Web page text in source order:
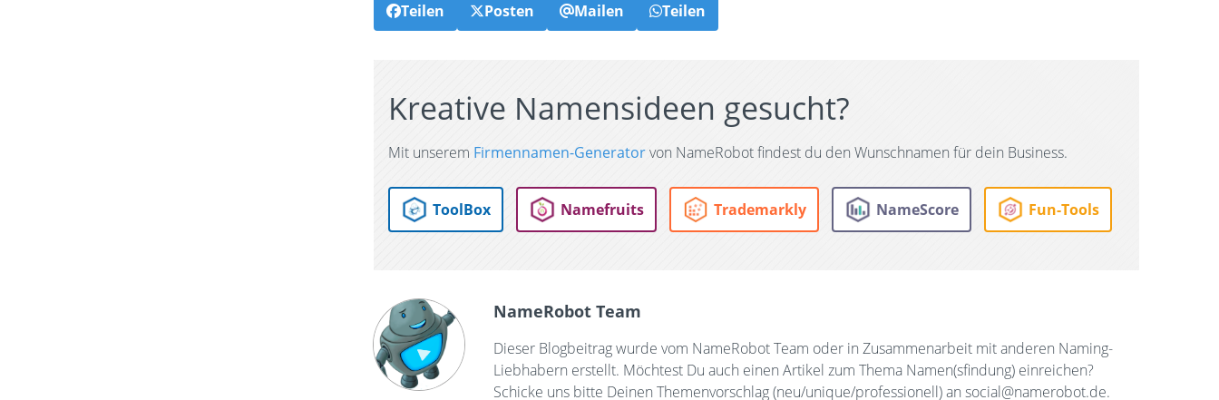
Teilen Posten Mailen Teilen
Kreative Namensideen gesucht?
Mit unserem Firmennamen-Generatorvon NameRobot findest du den Wunschnamen für dein Business.
ToolBox Namefruits Trademarkly NameScore Fun-Tools
NameRobot Team
Dieser Blogbeitrag wurde vom NameRobot Team oder in Zusammenarbeit mit anderen Naming-
Liebhabern erstellt. Möchtest Du auch einen Artikel zum Thema Namen(sfindung) einreichen?
Schicke uns bitte Deinen Themenvorschlag (neu/unique/professionell) an social@namerobot.de.